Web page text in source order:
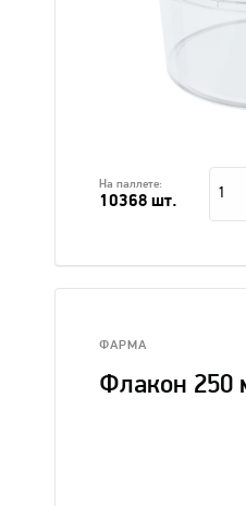
На паллете:
10368 шт.
ФАРМА
Флакон 250